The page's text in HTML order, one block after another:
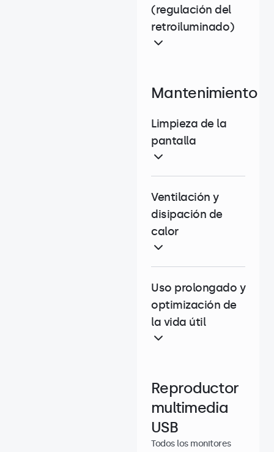
(regulación del
retroiluminado)
Mantenimiento
Limpieza de la
pantalla
Ventilación y
disipación de
calor
Uso prolongado y
optimización de
la vida útil
Reproductor
multimedia
USB
Todos los monitores